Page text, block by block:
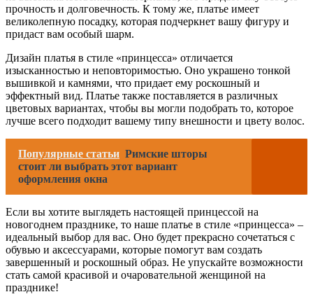
прочность и долговечность. К тому же, платье имеет
великолепную посадку, которая подчеркнет вашу фигуру и
придаст вам особый шарм.
Дизайн платья в стиле «принцесса» отличается
изысканностью и неповторимостью. Оно украшено тонкой
вышивкой и камнями, что придает ему роскошный и
эффектный вид. Платье также поставляется в различных
цветовых вариантах, чтобы вы могли подобрать то, которое
лучше всего подходит вашему типу внешности и цвету волос.
Популярные статьи Римские шторы
стоит ли выбрать этот вариант
оформления окна
Если вы хотите выглядеть настоящей принцессой на
новогоднем празднике, то наше платье в стиле «принцесса» –
идеальный выбор для вас. Оно будет прекрасно сочетаться с
обувью и аксессуарами, которые помогут вам создать
завершенный и роскошный образ. Не упускайте возможности
стать самой красивой и очаровательной женщиной на
празднике!